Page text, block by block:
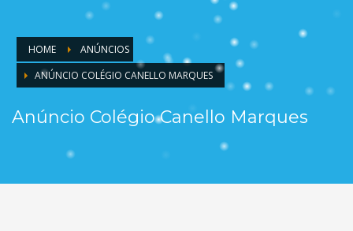
HOME
ANÚNCIOS
ANÚNCIO COLÉGIO CANELLO MARQUES
Anúncio Colégio Canello Marques